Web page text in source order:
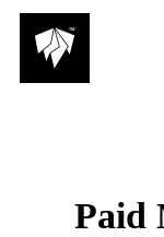
Skip
Paid